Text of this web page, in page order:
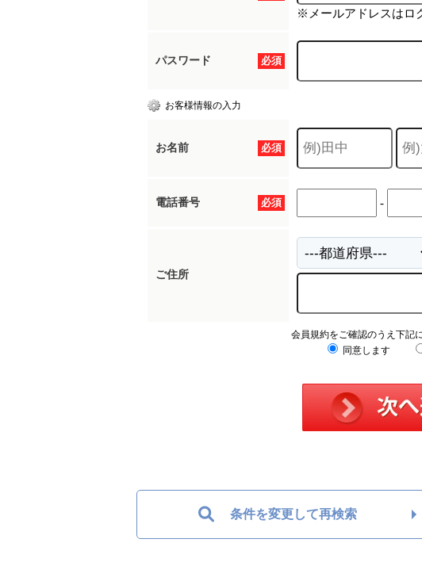
※メールアドレスはロ
必須
パスワード
お客様情報の入力
必須
お名前
必須
電話番号 -
ご住所
会員規約をご確認のうえ下記
同意します
条件を変更して再検索